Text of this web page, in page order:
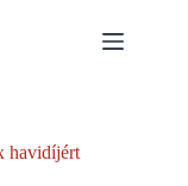
havidíjért